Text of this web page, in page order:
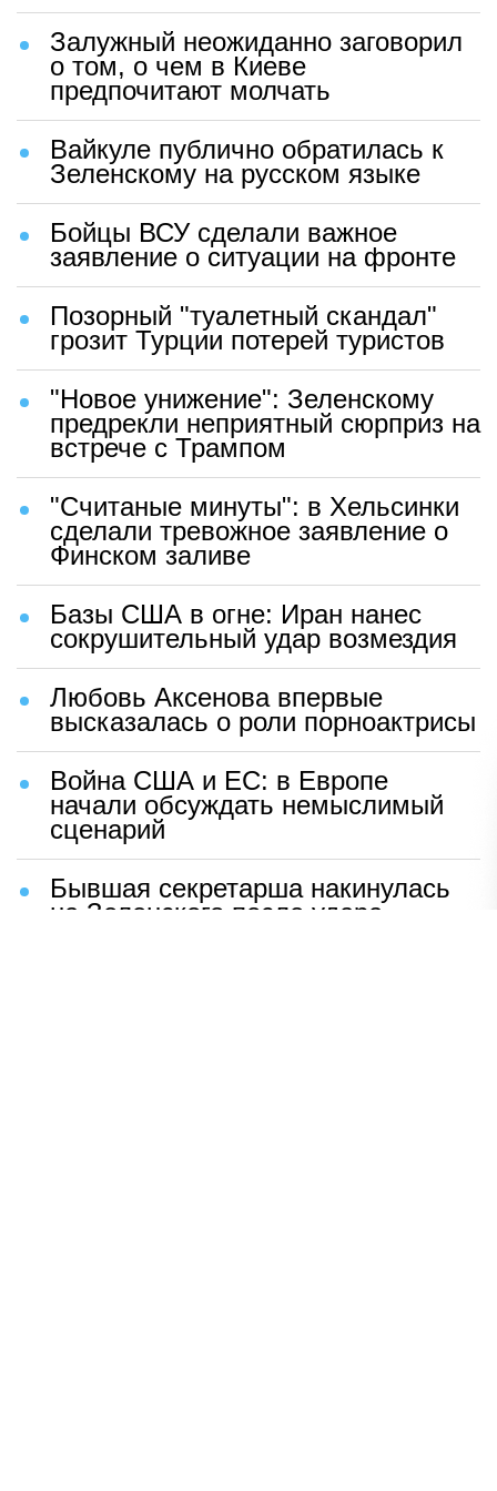
Залужный неожиданно заговорил
о том, о чем в Киеве
предпочитают молчать
Вайкуле публично обратилась к
Зеленскому на русском языке
Бойцы ВСУ сделали важное
заявление о ситуации на фронте
Позорный "туалетный скандал"
грозит Турции потерей туристов
"Новое унижение": Зеленскому
предрекли неприятный сюрприз на
встрече с Трампом
"Считаные минуты": в Хельсинки
сделали тревожное заявление о
Финском заливе
Базы США в огне: Иран нанес
сокрушительный удар возмездия
Любовь Аксенова впервые
высказалась о роли порноактрисы
Война США и ЕС: в Европе
начали обсуждать немыслимый
сценарий
Бывшая секретарша накинулась
на Зеленского после удара